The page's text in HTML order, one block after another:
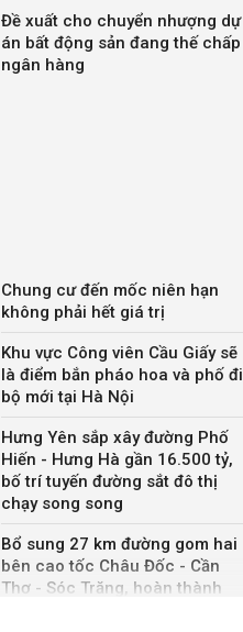
Đề xuất cho chuyển nhượng dự
án bất động sản đang thế chấp
ngân hàng
Chung cư đến mốc niên hạn
không phải hết giá trị
Khu vực Công viên Cầu Giấy sẽ
là điểm bắn pháo hoa và phố đi
bộ mới tại Hà Nội
Hưng Yên sắp xây đường Phố
Hiến - Hưng Hà gần 16.500 tỷ,
bố trí tuyến đường sắt đô thị
chạy song song
Bổ sung 27 km đường gom hai
bên cao tốc Châu Đốc - Cần
Thơ - Sóc Trăng, hoàn thành